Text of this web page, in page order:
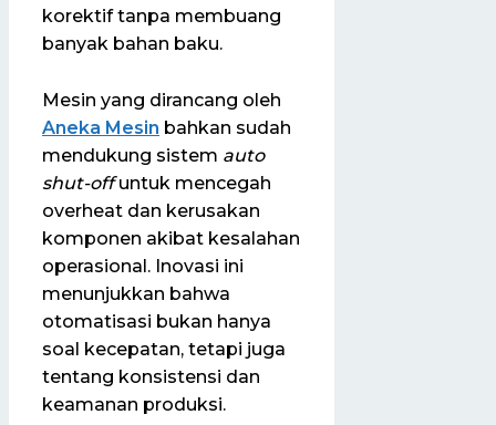
korektif tanpa membuang
banyak bahan baku.
Mesin yang dirancang oleh
Aneka Mesin bahkan sudah
mendukung sistem auto
shut-offuntuk mencegah
overheat dan kerusakan
komponen akibat kesalahan
operasional. Inovasi ini
menunjukkan bahwa
otomatisasi bukan hanya
soal kecepatan, tetapi juga
tentang konsistensi dan
keamanan produksi.